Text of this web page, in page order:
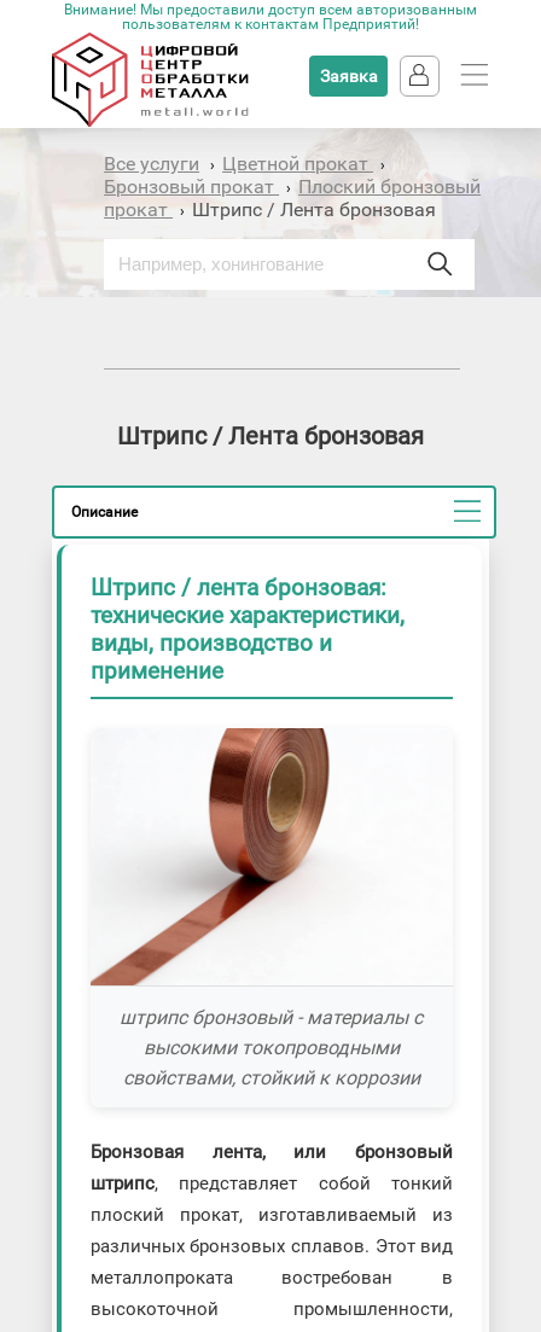
Внимание! Мы предоставили доступ всем авторизованным
пользователям к контактам Предприятий!
Заявка
Все услуги › Цветной прокат ›
Бронзовый прокат › Плоский бронзовый
прокат
› Штрипс / Лента бронзовая
Штрипс / Лента бронзовая
Описание
Штрипс / лента бронзовая:
технические характеристики,
виды, производство и
применение
штрипс бронзовый - материалы с
высокими токопроводными
свойствами, стойкий к коррозии
Бронзовая лента, или бронзовый
штрипс, представляет собой тонкий
плоский прокат, изготавливаемый из
различных бронзовых сплавов. Этот вид
металлопроката востребован в
высокоточной промышленности,